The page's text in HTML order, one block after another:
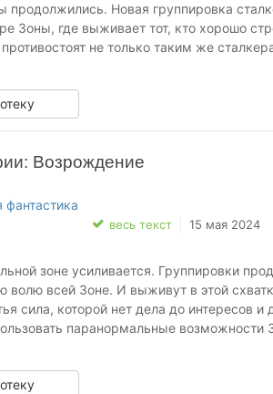
продолжились. Новая группировка
Зоны, где выживает тот, кто хорошо
не только таким же
Возрождение
фантастика
весь текст 15 мая 2024
зоне усиливается. Группировки
волю всей Зоне. И выживут в этой
сила, которой нет дела до интересов и
паранормальные возможности